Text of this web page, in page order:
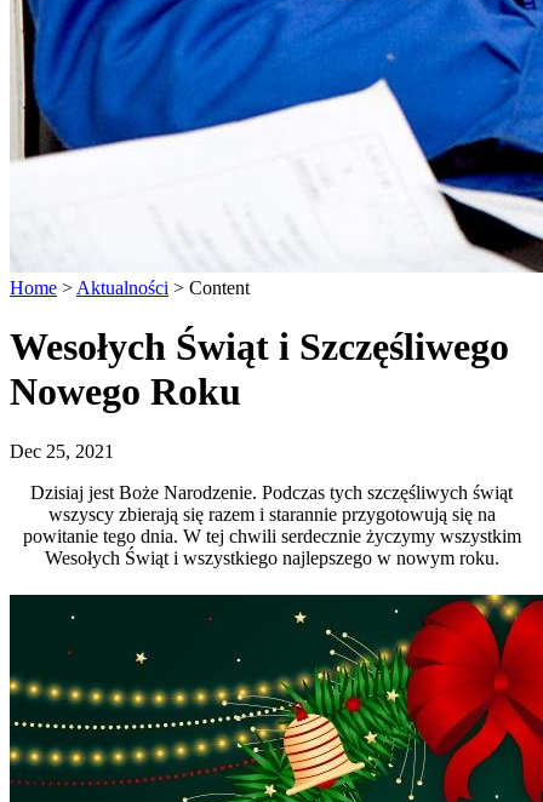
Home > Aktualności > Content
Wesołych Świąt i Szczęśliwego
Nowego Roku
Dec 25, 2021
Dzisiaj jest Boże Narodzenie. Podczas tych szczęśliwych świąt
wszyscy zbierają się razem i starannie przygotowują się na
powitanie tego dnia. W tej chwili serdecznie życzymy wszystkim
Wesołych Świąt i wszystkiego najlepszego w nowym roku.